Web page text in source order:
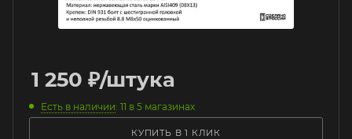
1 250 ₽/штука
Есть в наличии: 11 в 5 магазинах
КУПИТЬ В 1 КЛИК